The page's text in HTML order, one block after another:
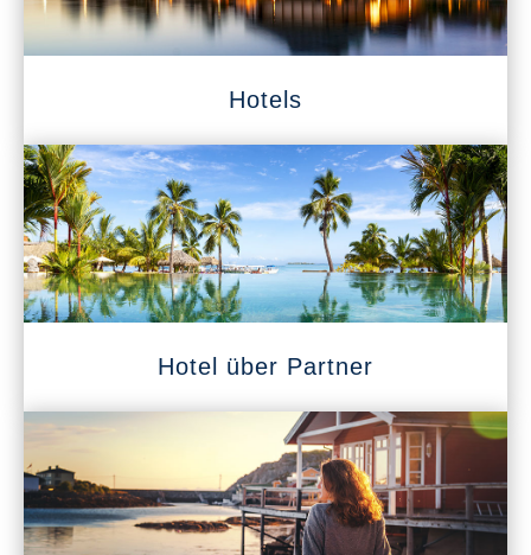
Hotels
Hotel über Partner